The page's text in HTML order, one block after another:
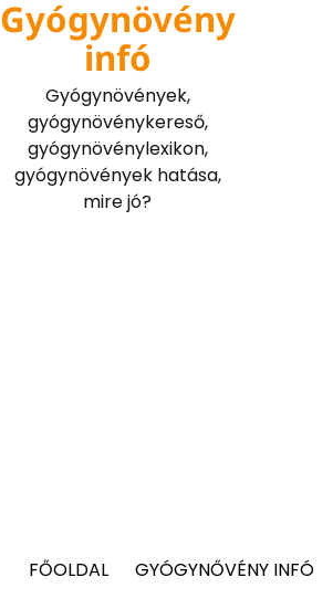
Gyógynövény
infó
Gyógynövények,
gyógynövénykereső,
gyógynövénylexikon,
gyógynövények hatása,
mire jó?
FŐOLDAL GYÓGYNŐVÉNY INFÓ